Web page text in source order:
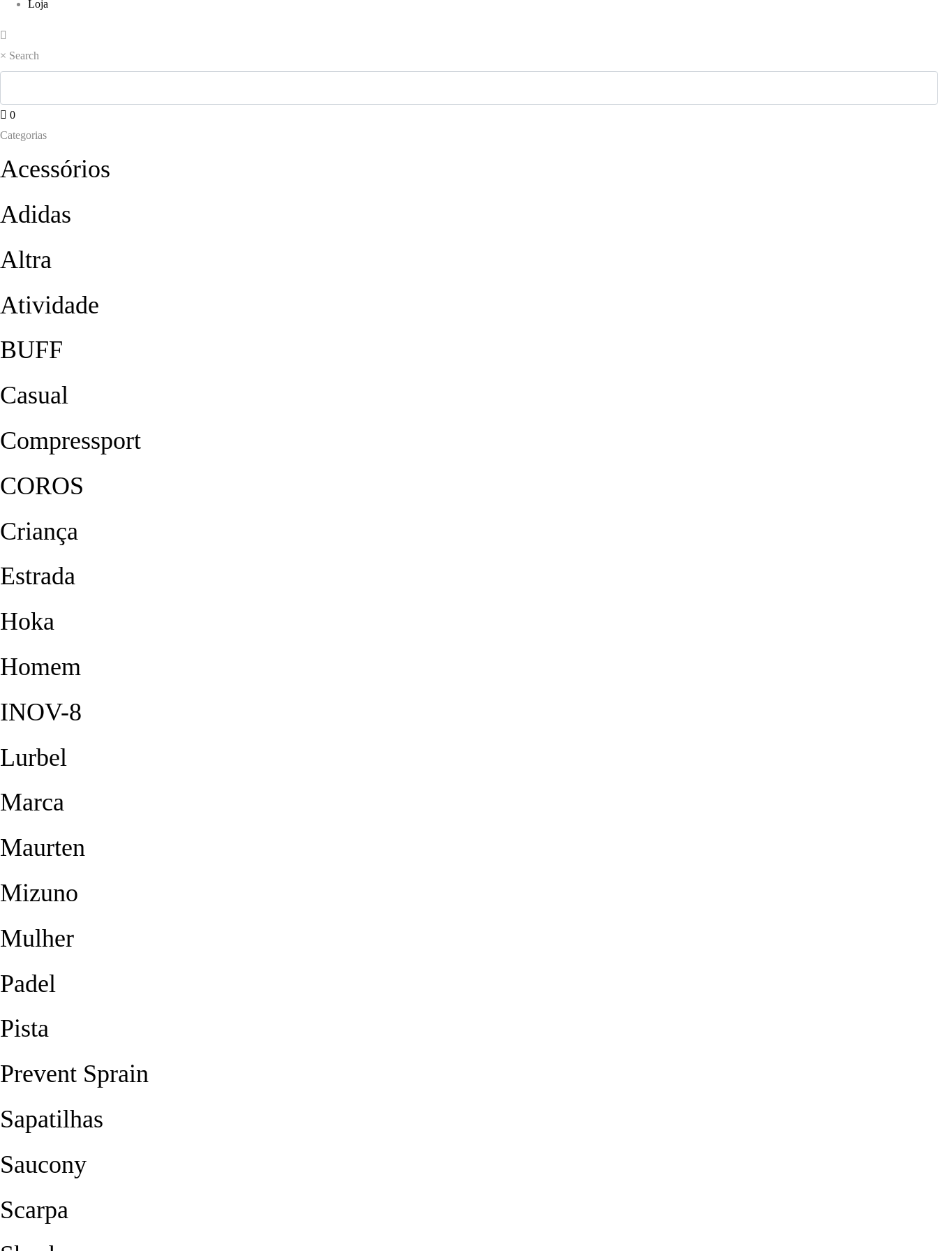
Loja
× Search
0
Categorias
Acessórios
Adidas
Altra
Atividade
BUFF
Casual
Compressport
COROS
Criança
Estrada
Hoka
Homem
INOV-8
Lurbel
Marca
Maurten
Mizuno
Mulher
Padel
Pista
Prevent Sprain
Sapatilhas
Saucony
Scarpa